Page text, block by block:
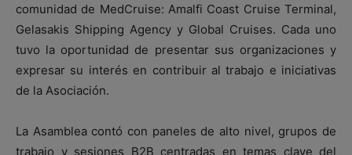
comunidad de MedCruise: Amalfi Coast Cruise Terminal,
Gelasakis Shipping Agency y Global Cruises. Cada uno
tuvo la oportunidad de presentar sus organizaciones y
expresar su interés en contribuir al trabajo e iniciativas
de la Asociación.
La Asamblea contó con paneles de alto nivel, grupos de
trabajo y sesiones B2B centradas en temas clave del